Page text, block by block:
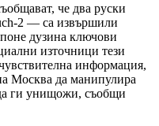
че два руски
2 — са извършили
дузина ключови
източници тези
информация,
Москва да манипулира
ги унищожи, съобщи